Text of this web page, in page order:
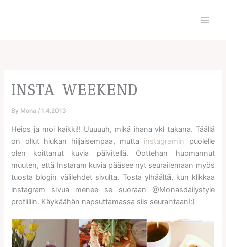
INSTA WEEKEND
By Mona /1.4.2013
Heips ja moi kaikki!! Uuuuuh, mikä ihana vkl takana. Täällä
on ollut hiukan hiljaisempaa, mutta instagramin puolelle
olen koittanut kuvia päivitellä. Oottehan huomannut
muuten, että Instaram kuvia pääsee nyt seurailemaan myös
tuosta blogin välilehdet sivulta. Tosta ylhäältä, kun klikkaa
instagram sivua menee se suoraan @Monasdailystyle
profiiliin. Käykäähän napsuttamassa siis seurantaan!:)